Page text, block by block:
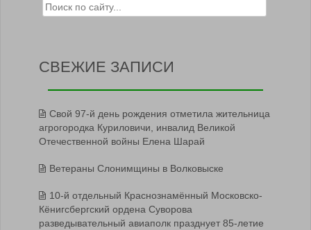
Search for:
СВЕЖИЕ ЗАПИСИ
Свой 97-й день рождения отметила жительница
агрогородка Куриловичи, инвалид Великой
Отечественной войны Елена Шарай
Ветераны Слонимщины в Волковыске
10-й отдельный Краснознамённый Московско-
Кёнигсбергский ордена Суворова
разведывательный авиаполк празднует 85-летие